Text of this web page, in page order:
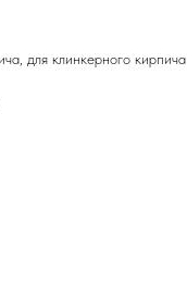
для клинкерного кирпича